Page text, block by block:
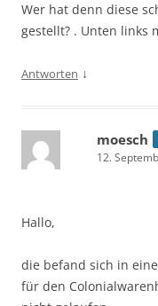
Wer hat denn diese
gestellt? . Unten links
Antworten ↓
moesch
12.
Hallo,
die befand sich in
für den